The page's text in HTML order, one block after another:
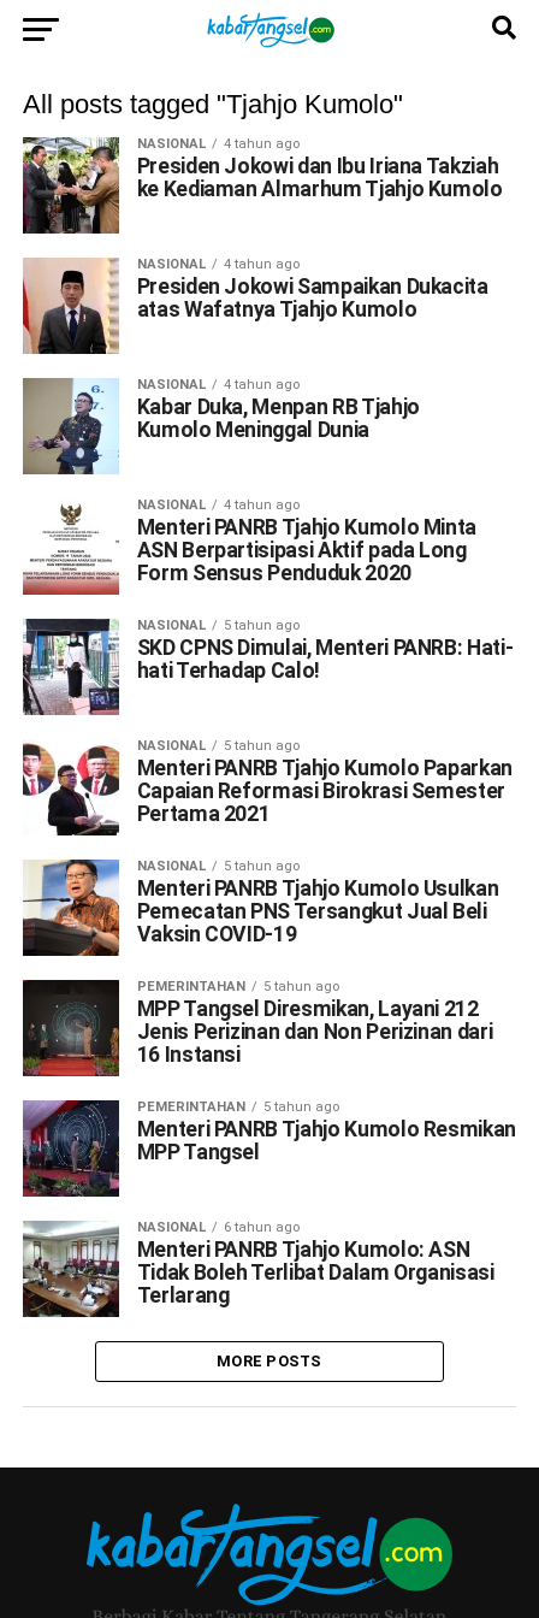
All posts tagged "Tjahjo Kumolo"
NASIONAL 4 tahun ago
Presiden Jokowi dan Ibu Iriana Takziah
ke Kediaman Almarhum Tjahjo Kumolo
NASIONAL 4 tahun ago
Presiden Jokowi Sampaikan Dukacita
atas Wafatnya Tjahjo Kumolo
NASIONAL 4 tahun ago
Kabar Duka, Menpan RB Tjahjo
Kumolo Meninggal Dunia
NASIONAL 4 tahun ago
Menteri PANRB Tjahjo Kumolo Minta
ASN Berpartisipasi Aktif pada Long
Form Sensus Penduduk 2020
NASIONAL 5 tahun ago
SKD CPNS Dimulai, Menteri PANRB: Hati-
hati Terhadap Calo!
NASIONAL 5 tahun ago
Menteri PANRB Tjahjo Kumolo Paparkan
Capaian Reformasi Birokrasi Semester
Pertama 2021
NASIONAL 5 tahun ago
Menteri PANRB Tjahjo Kumolo Usulkan
Pemecatan PNS Tersangkut Jual Beli
Vaksin COVID-19
PEMERINTAHAN 5 tahun ago
MPP Tangsel Diresmikan, Layani 212
Jenis Perizinan dan Non Perizinan dari
16 Instansi
PEMERINTAHAN 5 tahun ago
Menteri PANRB Tjahjo Kumolo Resmikan
MPP Tangsel
NASIONAL 6 tahun ago
Menteri PANRB Tjahjo Kumolo: ASN
Tidak Boleh Terlibat Dalam Organisasi
Terlarang
MORE POSTS